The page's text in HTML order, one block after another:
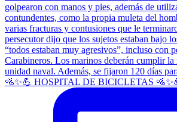
🚵✨💪 HOSPITAL DE BICICLETAS